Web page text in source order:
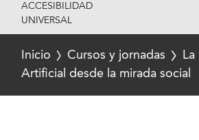
ACCESIBILIDAD
UNIVERSAL
Inicio Cursos y jornadas
Artificial desde la mirada social